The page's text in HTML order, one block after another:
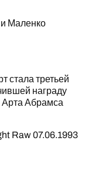
Маленко
стала третьей
награду
Арта Абрамса
Raw 07.06.1993